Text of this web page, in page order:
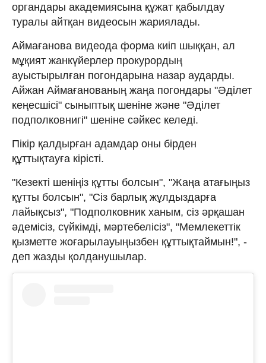
органдары академиясына құжат қабылдау
туралы айтқан видеосын жариялады.
Аймағанова видеода форма киіп шыққан, ал
мұқият жанкүйерлер прокурордың
ауыстырылған погондарына назар аударды.
Айжан Аймағанованың жаңа погондары "Әділет
кеңесшісі" сыныптық шеніне және "Әділет
подполковнигі" шеніне сәйкес келеді.
Пікір қалдырған адамдар оны бірден
құттықтауға кірісті.
"Кезекті шеніңіз құтты болсын", "Жаңа атағыңыз
құтты болсын", "Сіз барлық жұлдыздарға
лайықсыз", "Подполковник ханым, сіз әрқашан
әдемісіз, сүйкімді, мәртебелісіз", "Мемлекеттік
қызметте жоғарылауыңызбен құттықтаймын!", -
деп жазды қолданушылар.